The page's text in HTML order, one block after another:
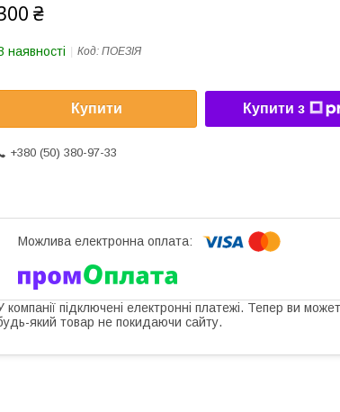
₴
наявності Код: ПОЕЗІЯ
Купити Купити з
+380 (50) 380-97-33
компанії підключені електронні платежі. Тепер ви
який товар не покидаючи сайту.